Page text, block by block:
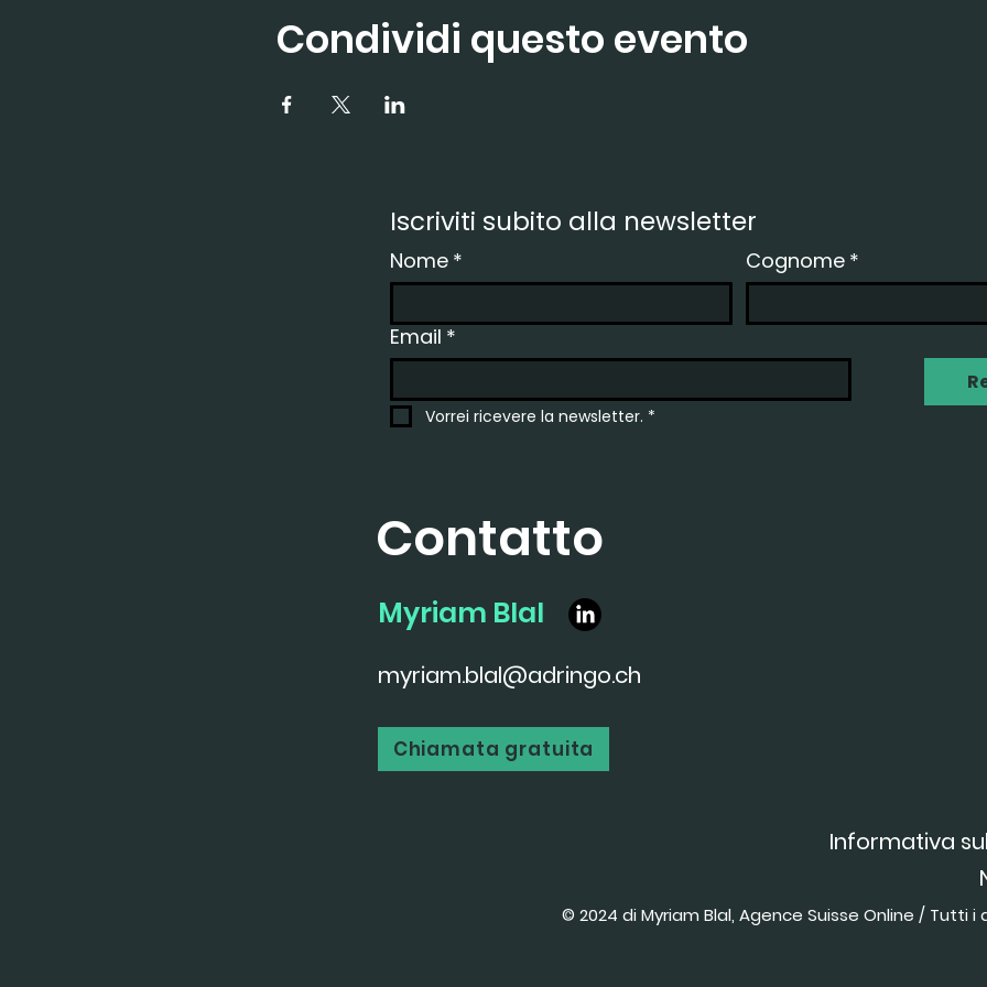
Condividi questo evento
Iscriviti subito alla newsletter
Nome * Cognome *
Email *
Vorrei ricevere la newsletter. *
Contatto
Myriam Blal
myriam.blal@adringo.ch
Chiamata gratuita
Informativa
© 2024 di Myriam Blal, Agence Suisse Online / Tutti